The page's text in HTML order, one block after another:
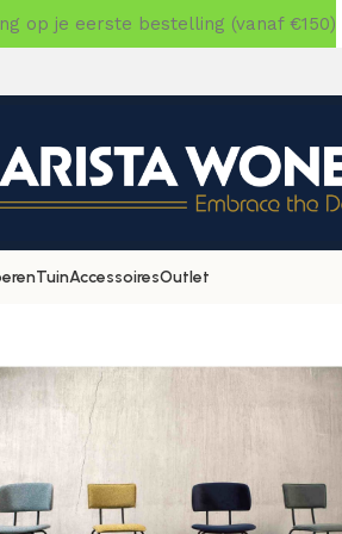
TuinAccessoiresOutlet
op je eerste bestelling (vanaf €150)